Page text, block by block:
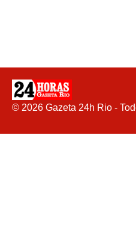
© 2026 Gazeta 24h Rio -